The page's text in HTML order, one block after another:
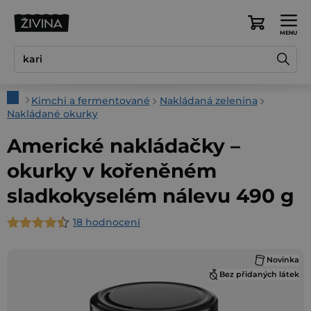
Nákupní
DomůKimchi a fermentované
Nakládaná zelenina
Nakládané okurky
Americké nakládačky –
okurky v kořeněném
sladkokyselém nálevu 490 g
Průměrné
18 hodnocení
Novinka
Bez přidaných látek